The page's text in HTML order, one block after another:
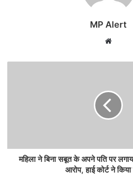
MP Alert
महिला ने बिना सबूत के अपने पति पर
आरोप, हाई कोर्ट ने